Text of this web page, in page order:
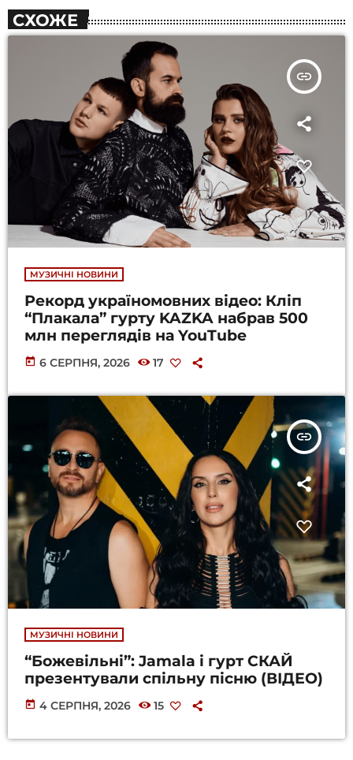
СХОЖЕ
insert_link
МУЗИЧНІ НОВИНИ
Рекорд україномовних відео: Кліп
“Плакала” гурту KAZKA набрав 500
млн переглядів на YouTube
today 6 СЕРПНЯ, 2026 17
insert_link
МУЗИЧНІ НОВИНИ
“Божевільні”: Jamala і гурт СКАЙ
презентували спільну пісню (ВІДЕО)
today 4 СЕРПНЯ, 2026 15